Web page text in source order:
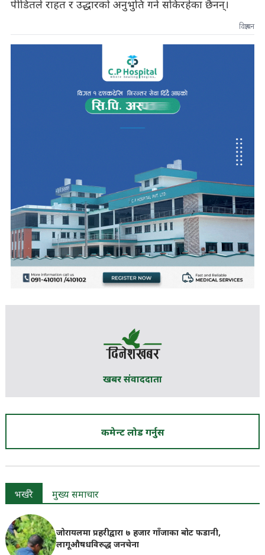
पीडितले राहत र उद्धारको अनुभुति गर्न सकिरहेका छैनन्।
विज्ञापन
खबर संवाददाता
कमेन्ट लोड गर्नुस
भर्खरै मुख्य समाचार
जोरायलमा प्रहरीद्वारा ७ हजार गाँजाका बोट फडानी,
लागूऔषधविरुद्ध जनचेना